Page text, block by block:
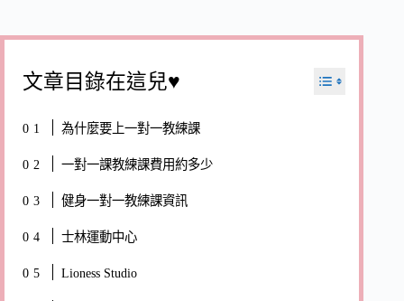
文章目錄在這兒♥
為什麼要上一對一教練課
一對一課教練課費用約多少
健身一對一教練課資訊
士林運動中心
Lioness Studio